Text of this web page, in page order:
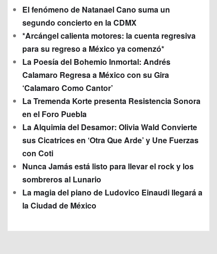
El fenómeno de Natanael Cano suma un
segundo concierto en la CDMX
*Arcángel calienta motores: la cuenta regresiva
para su regreso a México ya comenzó*
La Poesía del Bohemio Inmortal: Andrés
Calamaro Regresa a México con su Gira
‘Calamaro Como Cantor’
La Tremenda Korte presenta Resistencia Sonora
en el Foro Puebla
La Alquimia del Desamor: Olivia Wald Convierte
sus Cicatrices en ‘Otra Que Arde’ y Une Fuerzas
con Coti
Nunca Jamás está listo para llevar el rock y los
sombreros al Lunario
La magia del piano de Ludovico Einaudi llegará a
la Ciudad de México